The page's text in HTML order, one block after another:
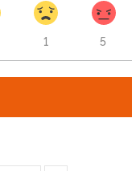
1 5